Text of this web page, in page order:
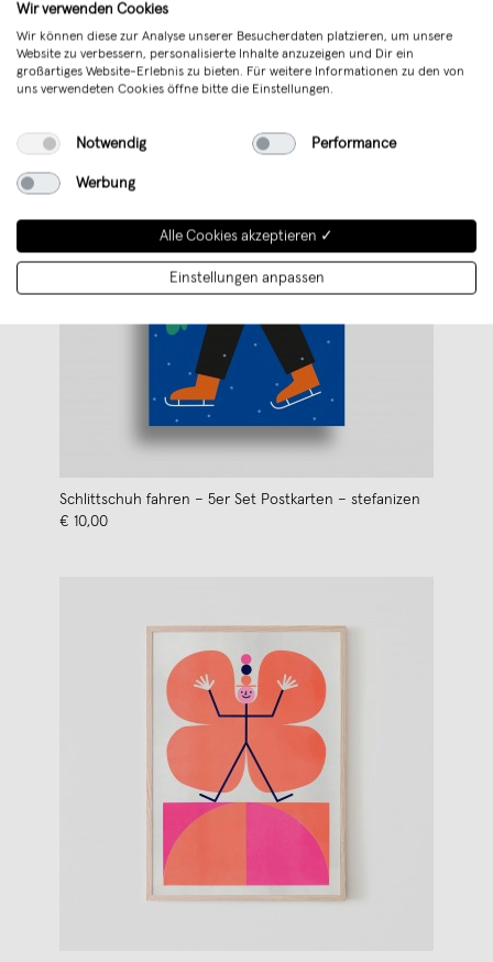
Schlittschuh fahren – 5er Set Postkarten – stefanizen
€ 10,00
Wir verwenden Cookies
Wir können diese zur Analyse unserer Besucherdaten platzieren, um unsere
Website zu verbessern, personalisierte Inhalte anzuzeigen und Dir ein
großartiges Website-Erlebnis zu bieten. Für weitere Informationen zu den von
uns verwendeten Cookies öffne bitte die Einstellungen.
Notwendig Performance
Werbung
Alle Cookies akzeptieren ✓
Einstellungen anpassen